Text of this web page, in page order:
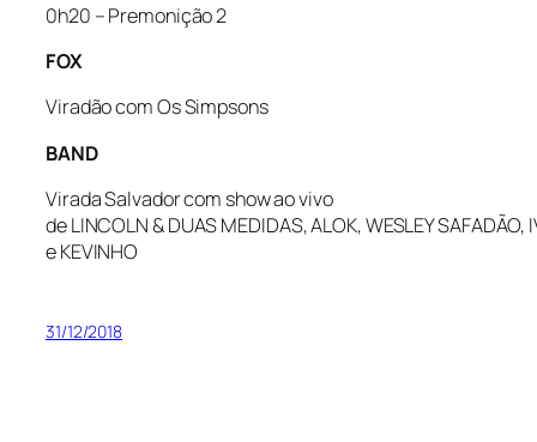
0h20 – Premonição 2
FOX
Viradão com Os Simpsons
BAND
Virada Salvador com show ao vivo
deLINCOLN&DUASMEDIDAS,ALOK,WESLEYSAFADÃO,
eKEVINHO
31/12/2018